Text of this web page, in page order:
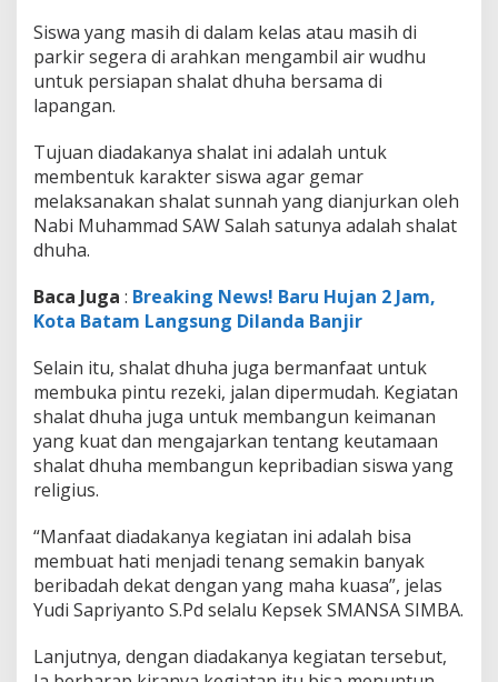
Siswa yang masih di dalam kelas atau masih di
parkir segera di arahkan mengambil air wudhu
untuk persiapan shalat dhuha bersama di
lapangan.
Tujuan diadakanya shalat ini adalah untuk
membentuk karakter siswa agar gemar
melaksanakan shalat sunnah yang dianjurkan oleh
Nabi Muhammad SAW Salah satunya adalah shalat
dhuha.
Baca Juga : Breaking News! Baru Hujan 2 Jam,
Kota Batam Langsung Dilanda Banjir
Selain itu, shalat dhuha juga bermanfaat untuk
membuka pintu rezeki, jalan dipermudah. Kegiatan
shalat dhuha juga untuk membangun keimanan
yang kuat dan mengajarkan tentang keutamaan
shalat dhuha membangun kepribadian siswa yang
religius.
“Manfaat diadakanya kegiatan ini adalah bisa
membuat hati menjadi tenang semakin banyak
beribadah dekat dengan yang maha kuasa”, jelas
Yudi Sapriyanto S.Pd selalu Kepsek SMANSA SIMBA.
Lanjutnya, dengan diadakanya kegiatan tersebut,